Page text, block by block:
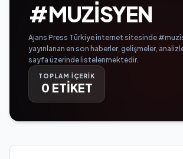
#MUZISYEN
Ajans Press Türkiye internet sitesinde
yayınlanan en son haberler, gelişmeler,
sayfa üzerinde listelenmektedir.
TOPLAM İÇERİK
0 ETİKET